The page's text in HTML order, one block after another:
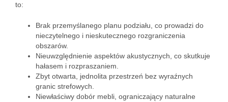
to:
Brak przemyślanego planu podziału, co prowadzi do
nieczytelnego i nieskutecznego rozgraniczenia
obszarów.
Nieuwzględnienie aspektów akustycznych, co skutkuje
hałasem i rozpraszaniem.
Zbyt otwarta, jednolita przestrzeń bez wyraźnych
granic strefowych.
Niewłaściwy dobór mebli, ograniczający naturalne